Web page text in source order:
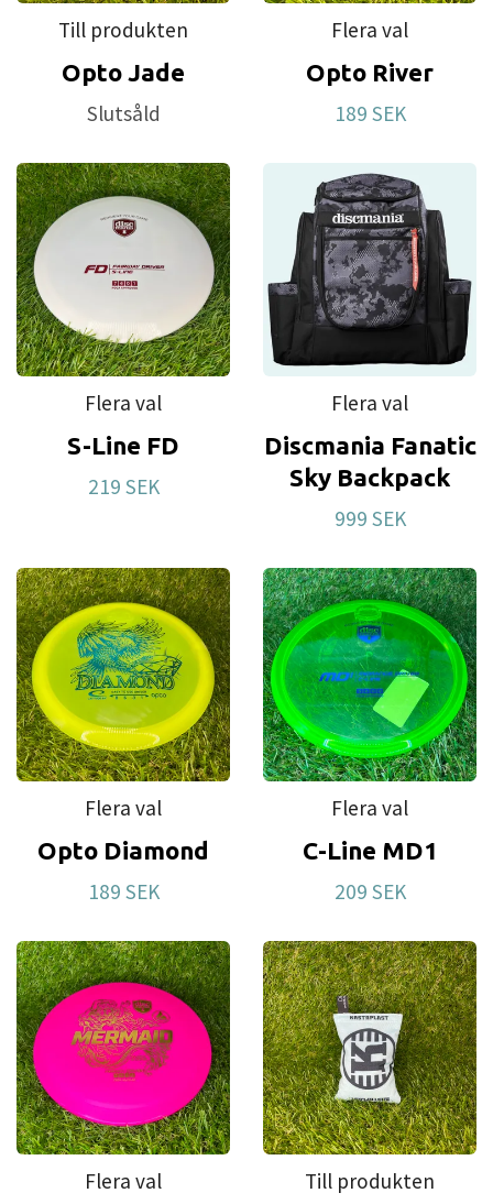
Till produkten
Opto Jade
Slutsåld
Flera val
Opto River
189 SEK
Flera val
S-Line FD
219 SEK
Flera val
Discmania Fanatic
Sky Backpack
999 SEK
Flera val
Opto Diamond
189 SEK
Flera val
C-Line MD1
209 SEK
Flera val Till produkten